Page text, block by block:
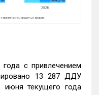
года с привлечением
13 287 ДДУ
июня текущего года